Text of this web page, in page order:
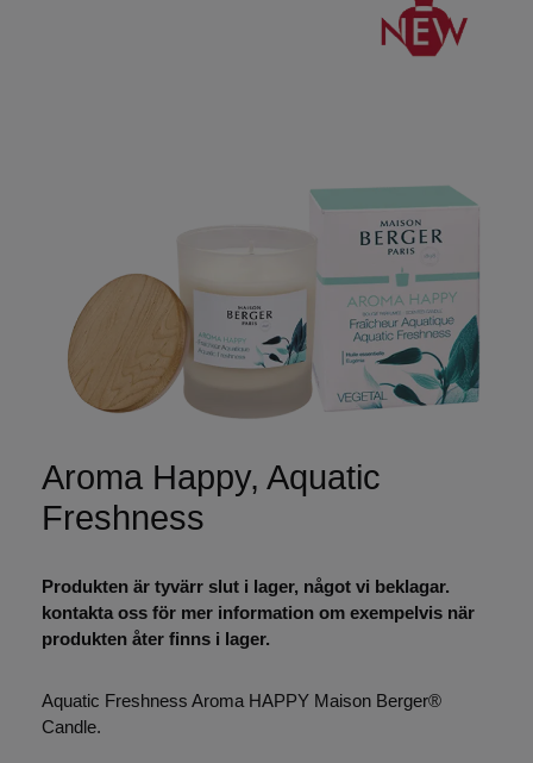
Aroma Happy, Aquatic
Freshness
Produkten är tyvärr slut i lager, något vi beklagar.
kontakta oss för mer information om exempelvis när
produkten åter finns i lager.
Aquatic Freshness Aroma HAPPY Maison Berger®
Candle.